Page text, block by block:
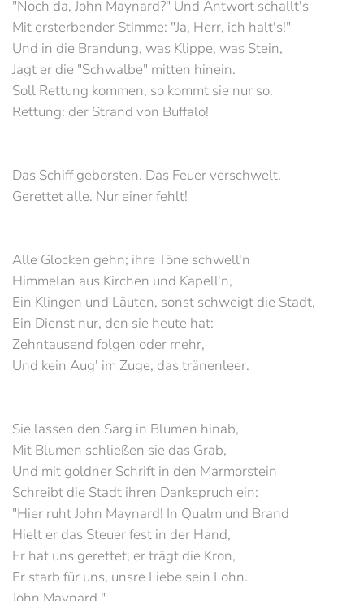
"Noch da, John Maynard?" Und Antwort schallt's
Mit ersterbender Stimme: "Ja, Herr, ich halt's!"
Und in die Brandung, was Klippe, was Stein,
Jagt er die "Schwalbe" mitten hinein.
Soll Rettung kommen, so kommt sie nur so.
Rettung: der Strand von Buffalo!
Das Schiff geborsten. Das Feuer verschwelt.
Gerettet alle. Nur einer fehlt!
Alle Glocken gehn; ihre Töne schwell'n
Himmelan aus Kirchen und Kapell'n,
Ein Klingen und Läuten, sonst schweigt die Stadt,
Ein Dienst nur, den sie heute hat:
Zehntausend folgen oder mehr,
Und kein Aug' im Zuge, das tränenleer.
Sie lassen den Sarg in Blumen hinab,
Mit Blumen schließen sie das Grab,
Und mit goldner Schrift in den Marmorstein
Schreibt die Stadt ihren Dankspruch ein:
"Hier ruht John Maynard! In Qualm und Brand
Hielt er das Steuer fest in der Hand,
Er hat uns gerettet, er trägt die Kron,
Er starb für uns, unsre Liebe sein Lohn.